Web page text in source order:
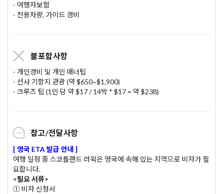
- 여행자보험
- 전용차량, 가이드 경비
불포함사항
- 개인경비 및 개인 매너팁
- 선사 기항지 관광 (약 $650~$1,900)
- 크루즈 팁 (1인 당 약 $17 / 14박 * $17 = 약 $238)
참고/전달사항
[ 영국 ETA 발급 안내 ]
여행 일정 중 스코틀랜드 러윅은 영국에 속해 있는 지역으로 비자가 필
요합니다.
<필요 서류>
① 비자 신청서